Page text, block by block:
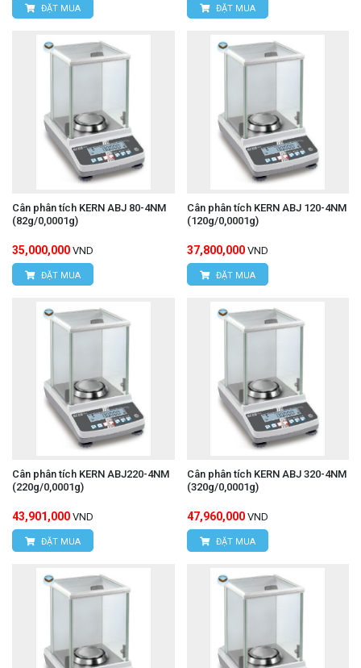
ĐẶT MUA ĐẶT MUA
Cân phân tích KERN ABJ 80-4NM
(82g/0,0001g)
35,000,000 VND
ĐẶT MUA
Cân phân tích KERN ABJ 120-4NM
(120g/0,0001g)
37,800,000 VND
ĐẶT MUA
Cân phân tích KERN ABJ220-4NM
(220g/0,0001g)
43,901,000 VND
ĐẶT MUA
Cân phân tích KERN ABJ 320-4NM
(320g/0,0001g)
47,960,000 VND
ĐẶT MUA